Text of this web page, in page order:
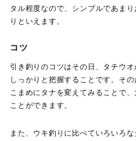
タル程度なので、シンプルであま
りといえます。
コツ
引き釣りのコツはその日、タチウ
しっかりと把握することです。そ
こまめにタナを変えてみることで
ことができます。
また、ウキ釣りに比べていろいろ